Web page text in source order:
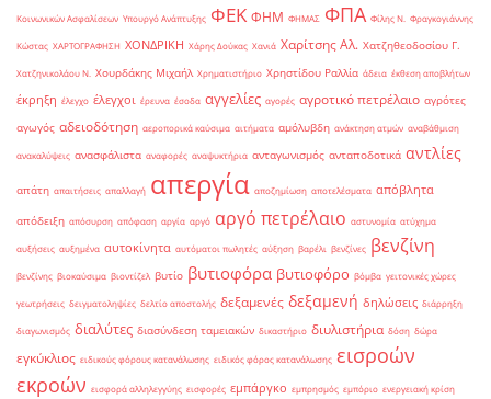
Κοινωνικών Ασφαλίσεων Υπουργό Ανάπτυξης ΦΕΚ ΦΗΜ ΦΗΜΑΣ ΦΠΑ Φίλης Ν. Φραγκογιάννης
Κώστας ΧΑΡΤΟΓΡΑΦΗΣΗ ΧΟΝΔΡΙΚΗ Χάρης Δούκας Χανιά Χαρίτσης Αλ. Χατζηθεοδοσίου Γ.
Χατζηνικολάου Ν. Χουρδάκης Μιχαήλ Χρηματιστήριο Χρηστίδου Ραλλία άδεια έκθεση αποβλήτων
έκρηξη έλεγχο έλεγχοι έρευνα έσοδα αγγελίες αγορές αγροτικό πετρέλαιο αγρότες
αγωγός αδειοδότηση αεροπορικά καύσιμα αιτήματα αμόλυβδη ανάκτηση ατμών αναβάθμιση
ανακαλύψεις ανασφάλιστα αναφορές αναψυκτήρια ανταγωνισμός ανταποδοτικά αντλίες
απάτη απαιτήσεις απαλλαγή απεργία αποζημίωση αποτελέσματα απόβλητα
απόδειξη απόσυρση απόφαση αργία αργό αργό πετρέλαιο αστυνομία ατύχημα
αυξήσεις αυξημένα αυτοκίνητα αυτόματοι πωλητές αύξηση βαρέλι βενζίνες βενζίνη
βενζίνης βιοκαύσιμα βιοντίζελ βυτίο βυτιοφόρα βυτιοφόρο βόμβα γειτονικές χώρες
γεωτρήσεις δειγματοληψίες δελτίο αποστολής δεξαμενές δεξαμενή δηλώσεις διάρρηξη
διαγωνισμός διαλύτες διασύνδεση ταμειακών δικαστήριο διυλιστήρια δόση δώρα
εγκύκλιος ειδικούς φόρους κατανάλωσης ειδικός φόρος κατανάλωσης εισροών
εκροών εισφορά αλληλεγγύης εισφορές εμπάργκο εμπρησμός εμπόριο ενεργειακή κρίση